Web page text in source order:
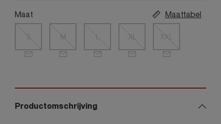
Maat Maattabel
S M L XL XXL
Productomschrijving